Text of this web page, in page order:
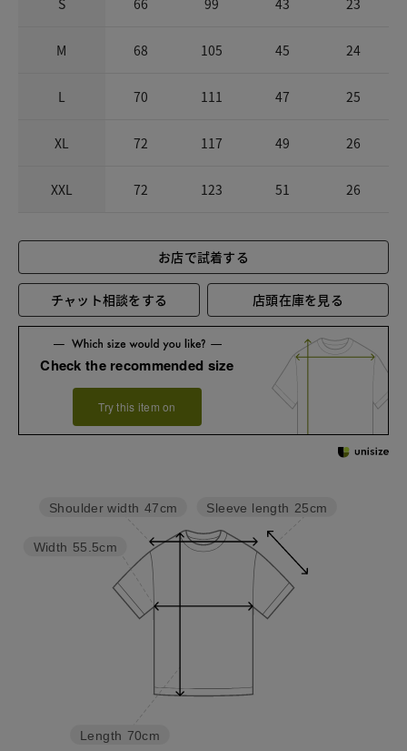
S 66 99 43 23
M 68 105 45 24
L 70 111 47 25
XL 72 117 49 26
XXL 72 123 51 26
お店で試着する
チャット相談をする 店頭在庫を見る
Check the recommended size
Try this item on
Sleeve length 25cm
Length 70cm
Width 55.5cm
Shoulder width 47cm